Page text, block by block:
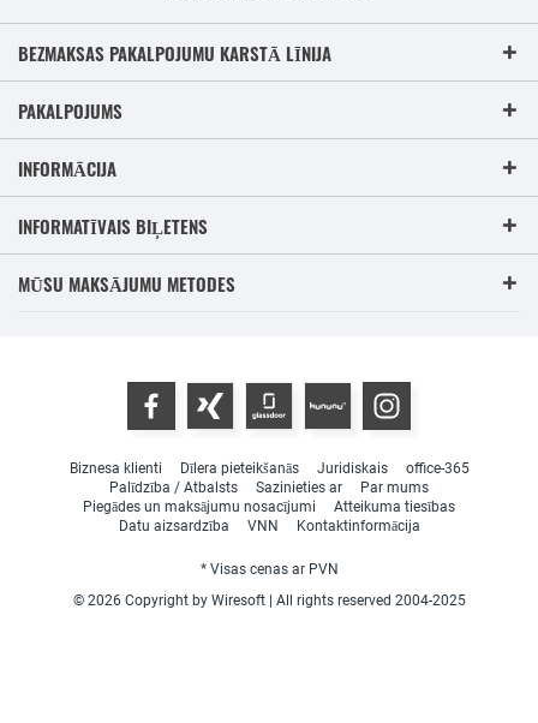
BEZMAKSAS PAKALPOJUMU KARSTĀ LĪNIJA
PAKALPOJUMS
INFORMĀCIJA
INFORMATĪVAIS BIĻETENS
MŪSU MAKSĀJUMU METODES
Biznesa klienti Dīlera pieteikšanās Juridiskais
office-365
Palīdzība / Atbalsts
Sazinieties ar
Par mums
Piegādes un maksājumu nosacījumi
Atteikuma tiesības
Datu aizsardzība
VNN Kontaktinformācija
* Visas cenas ar PVN
© 2026 Copyright by Wiresoft | All rights reserved 2004-2025